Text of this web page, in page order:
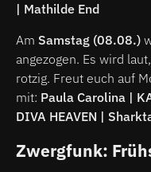
| Mathilde End
Am Samstag (08.08.)
angezogen. Es wird
rotzig. Freut euch auf
mit: Paula Carolina |
DIVA HEAVEN |
Zwergfunk: